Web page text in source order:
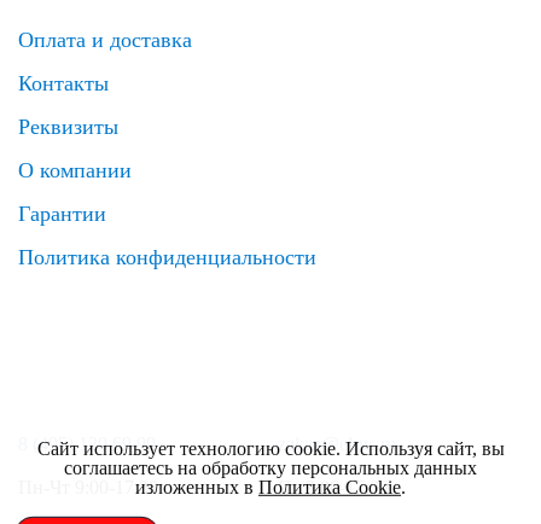
Оплата и доставка
Контакты
Реквизиты
О компании
Гарантии
Политика конфиденциальности
8 (495) 120 69 99 zakaz@elrus.ru
Пн-Чт 9:00-17:30 Пт 9:00-17:00
Сайт использует технологию cookie. Используя сайт, вы
соглашаетесь на обработку персональных данных
изложенных в Политика Cookie.